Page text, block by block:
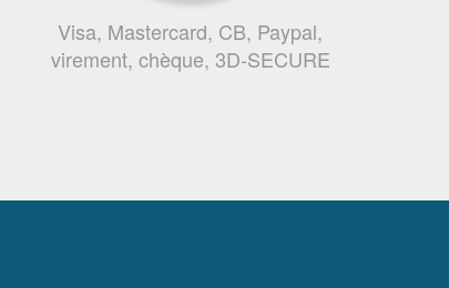
Visa, Mastercard, CB, Paypal,
virement, chèque, 3D-SECURE